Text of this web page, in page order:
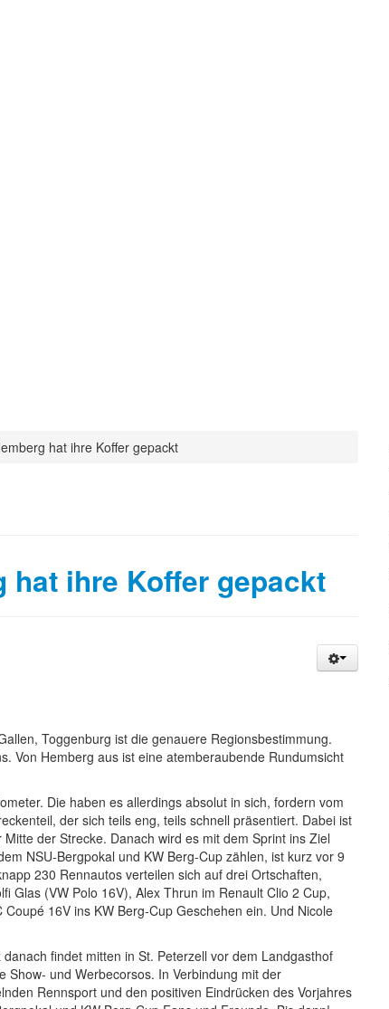
hat ihre Koffer gepackt
hat ihre Koffer gepackt
Toggenburg ist die genauere Regionsbestimmung.
Von Hemberg aus ist eine atemberaubende Rundumsicht
Die haben es allerdings absolut in sich, fordern vom
der sich teils eng, teils schnell präsentiert. Dabei ist
der Strecke. Danach wird es mit dem Sprint ins Ziel
NSU-Bergpokal und KW Berg-Cup zählen, ist kurz vor 9
230 Rennautos verteilen sich auf drei Ortschaften,
Glas (VW Polo 16V), Alex Thrun im Renault Clio 2 Cup,
16V ins KW Berg-Cup Geschehen ein. Und Nicole
findet mitten in St. Peterzell vor dem Landgasthof
und Werbecorsos. In Verbindung mit der
Rennsport und den positiven Eindrücken des Vorjahres